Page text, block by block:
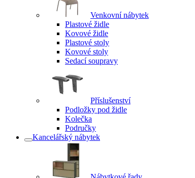
Venkovní nábytek
Plastové židle
Kovové židle
Plastové stoly
Kovové stoly
Sedací soupravy
Příslušenství
Podložky pod židle
Kolečka
Područky
Kancelářský nábytek